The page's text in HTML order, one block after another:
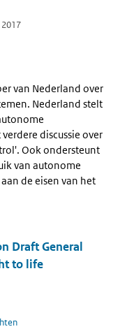
van Nederland over
Nederland stelt
discussie over
Ook ondersteunt
van autonome
de eisen van het
Draft General
to life